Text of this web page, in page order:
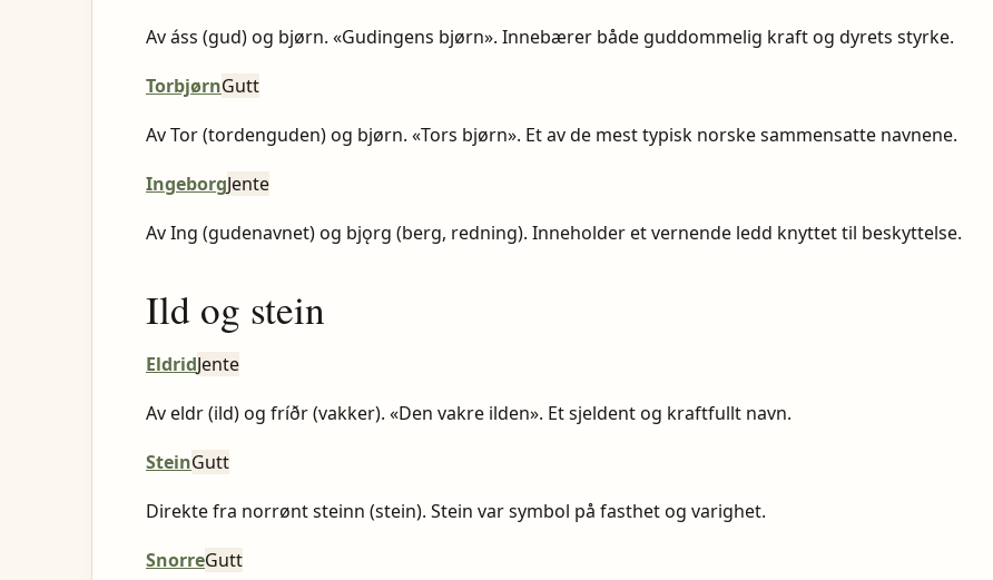
Av áss (gud) og bjørn. «Gudingens bjørn». Innebærer både guddommelig kraft og dyrets styrke.
TorbjørnGutt
Av Tor (tordenguden) og bjørn. «Tors bjørn». Et av de mest typisk norske sammensatte navnene.
IngeborgJente
Av Ing (gudenavnet) og bjǫrg (berg, redning). Inneholder et vernende ledd knyttet til beskyttelse.
Ild og stein
EldridJente
Av eldr (ild) og fríðr (vakker). «Den vakre ilden». Et sjeldent og kraftfullt navn.
SteinGutt
Direkte fra norrønt steinn (stein). Stein var symbol på fasthet og varighet.
SnorreGutt